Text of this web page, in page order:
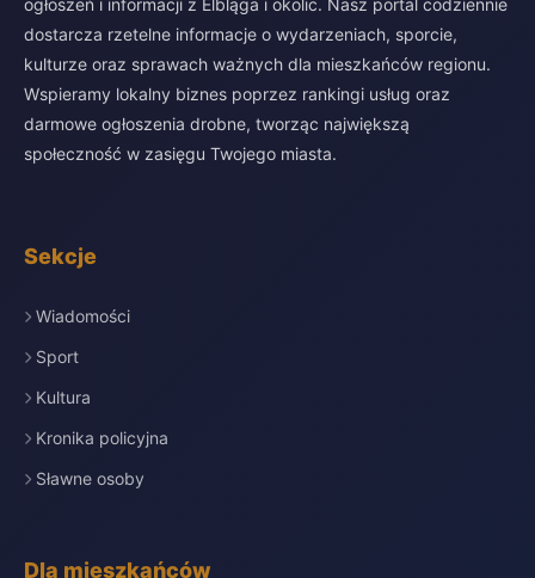
ogłoszeń i informacji z Elbląga i okolic. Nasz portal codziennie
dostarcza rzetelne informacje o wydarzeniach, sporcie,
kulturze oraz sprawach ważnych dla mieszkańców regionu.
Wspieramy lokalny biznes poprzez rankingi usług oraz
darmowe ogłoszenia drobne, tworząc największą
społeczność w zasięgu Twojego miasta.
Sekcje
Wiadomości
Sport
Kultura
Kronika policyjna
Sławne osoby
Dla mieszkańców